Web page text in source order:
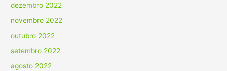
dezembro 2022
novembro 2022
outubro 2022
setembro 2022
agosto 2022